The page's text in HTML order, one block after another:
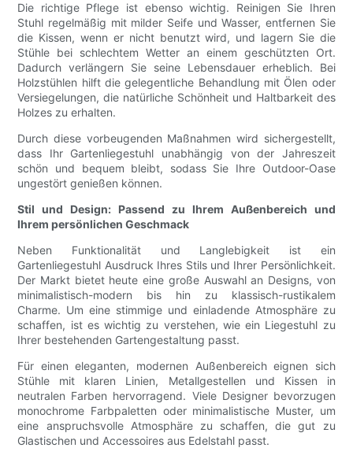
Die richtige Pflege ist ebenso wichtig. Reinigen Sie Ihren
Stuhl regelmäßig mit milder Seife und Wasser, entfernen Sie
die Kissen, wenn er nicht benutzt wird, und lagern Sie die
Stühle bei schlechtem Wetter an einem geschützten Ort.
Dadurch verlängern Sie seine Lebensdauer erheblich. Bei
Holzstühlen hilft die gelegentliche Behandlung mit Ölen oder
Versiegelungen, die natürliche Schönheit und Haltbarkeit des
Holzes zu erhalten.
Durch diese vorbeugenden Maßnahmen wird sichergestellt,
dass Ihr Gartenliegestuhl unabhängig von der Jahreszeit
schön und bequem bleibt, sodass Sie Ihre Outdoor-Oase
ungestört genießen können.
Stil und Design: Passend zu Ihrem Außenbereich und
Ihrem persönlichen Geschmack
Neben Funktionalität und Langlebigkeit ist ein
Gartenliegestuhl Ausdruck Ihres Stils und Ihrer Persönlichkeit.
Der Markt bietet heute eine große Auswahl an Designs, von
minimalistisch-modern bis hin zu klassisch-rustikalem
Charme. Um eine stimmige und einladende Atmosphäre zu
schaffen, ist es wichtig zu verstehen, wie ein Liegestuhl zu
Ihrer bestehenden Gartengestaltung passt.
Für einen eleganten, modernen Außenbereich eignen sich
Stühle mit klaren Linien, Metallgestellen und Kissen in
neutralen Farben hervorragend. Viele Designer bevorzugen
monochrome Farbpaletten oder minimalistische Muster, um
eine anspruchsvolle Atmosphäre zu schaffen, die gut zu
Glastischen und Accessoires aus Edelstahl passt.